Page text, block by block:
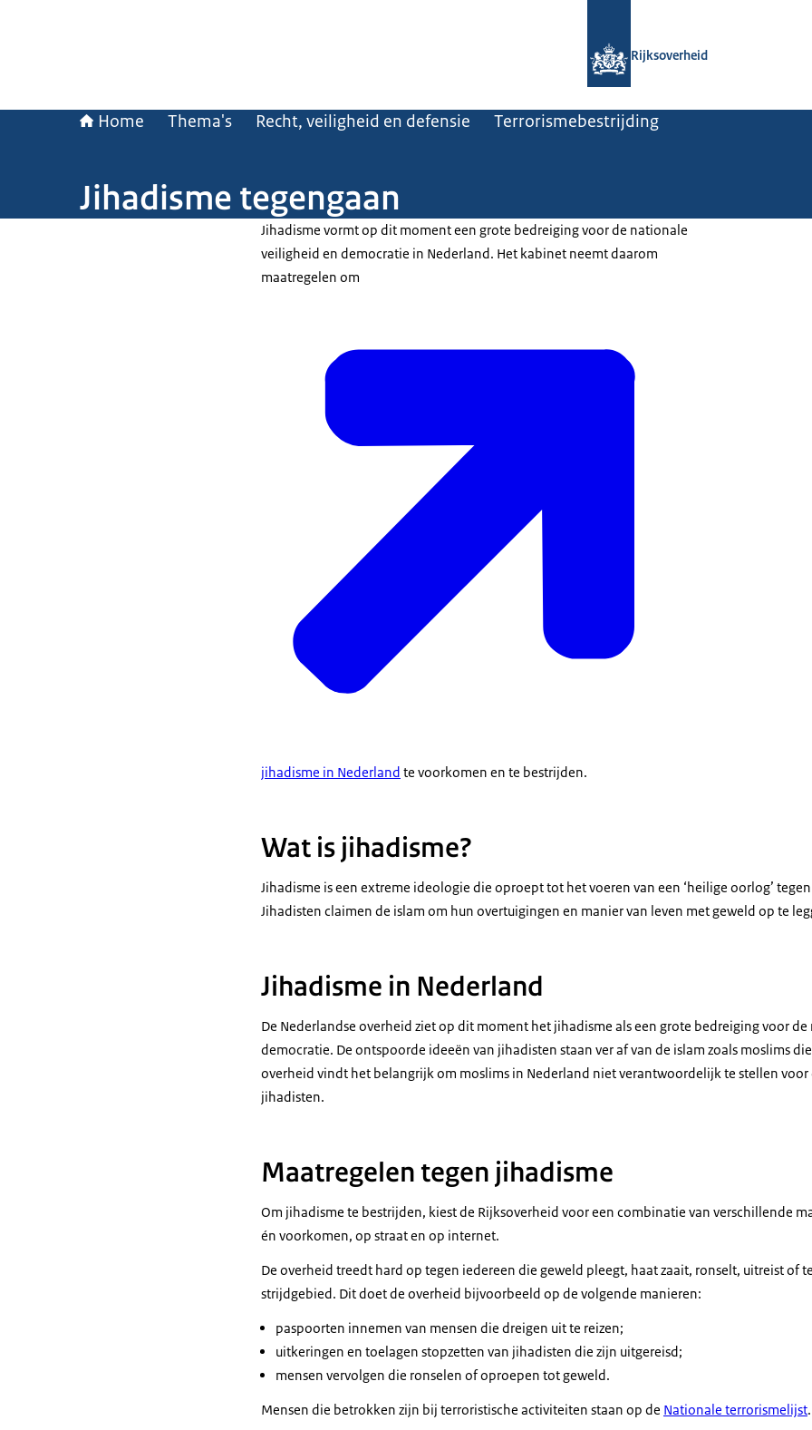
Rijksoverheid
Home Thema's Recht, veiligheid en defensie Terrorismebestrijding
Jihadisme tegengaan
Jihadisme vormt op dit moment een grote bedreiging voor de nationale
veiligheid en democratie in Nederland. Het kabinet neemt daarom
maatregelen om
jihadisme in Nederland te voorkomen en te bestrijden.
Wat is jihadisme?
Jihadisme is een extreme ideologie die oproept tot het voeren van een ‘heilige oorlog’ tegen
Jihadisten claimen de islam om hun overtuigingen en manier van leven met geweld op te
Jihadisme in Nederland
De Nederlandse overheid ziet op dit moment het jihadisme als een grote bedreiging voor
democratie. De ontspoorde ideeën van jihadisten staan ver af van de islam zoals moslims
overheid vindt het belangrijk om moslims in Nederland niet verantwoordelijk te stellen voor
jihadisten.
Maatregelen tegen jihadisme
Om jihadisme te bestrijden, kiest de Rijksoverheid voor een combinatie van verschillende
én voorkomen, op straat en op internet.
De overheid treedt hard op tegen iedereen die geweld pleegt, haat zaait, ronselt, uitreist of
strijdgebied. Dit doet de overheid bijvoorbeeld op de volgende manieren:
paspoorten innemen van mensen die dreigen uit te reizen;
uitkeringen en toelagen stopzetten van jihadisten die zijn uitgereisd;
mensen vervolgen die ronselen of oproepen tot geweld.
Mensen die betrokken zijn bij terroristische activiteiten staan op de Nationale terrorismelijst.